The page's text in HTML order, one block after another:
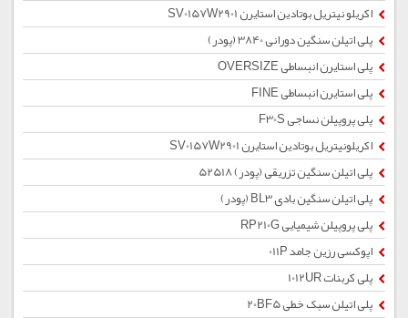
اکریلو نیتریل بوتادین استایرن SV0157W2901
پلی اتیلن سنگین دورانی 3840 (پودر)
پلی استایرن انبساطی OVERSIZE
پلی استایرن انبساطی FINE
پلی پروپیلن نساجی F30S
اکریلونیتریل بوتادین استایرن SV0157W2901
پلی اتیلن سنگین تزریقی (پودر) 52518
پلی اتیلن سنگین بادی BL3 (پودر)
پلی پروپیلن شیمیایی RP210G
اپوکسی رزین جامد 011P
پلی کربنات 1012UR
پلی اتیلن سبک خطی 20BF5